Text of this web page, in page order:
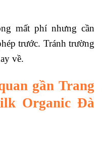
mất phí nhưng cần
trước. Tránh trường
về.
gần Trang
Organic Đà